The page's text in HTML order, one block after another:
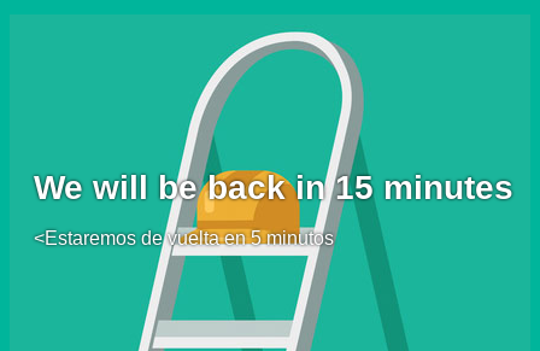
We will be back in 15 minutes
<Estaremos de vuelta en 5 minutos